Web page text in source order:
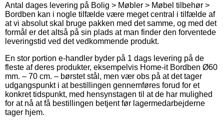
Antal dages levering på Bolig > Møbler > Møbel tilbehør >
Bordben kan i nogle tilfælde være meget central i tilfælde af
at vi absolut skal bruge pakken med det samme, og med det
formål er det altså på sin plads at man finder den forventede
leveringstid ved det vedkommende produkt.
En stor portion e-handler byder på 1 dags levering på de
fleste af deres produkter, eksempelvis Home-it Bordben Ø60
mm. – 70 cm. – børstet stål, men vær obs på at det tager
udgangspunkt i at bestillingen gennemføres forud for et
konkret tidspunkt, med hensynstagen til at de har mulighed
for at nå at få bestillingen betjent før lagermedarbejderne
tager hjem.